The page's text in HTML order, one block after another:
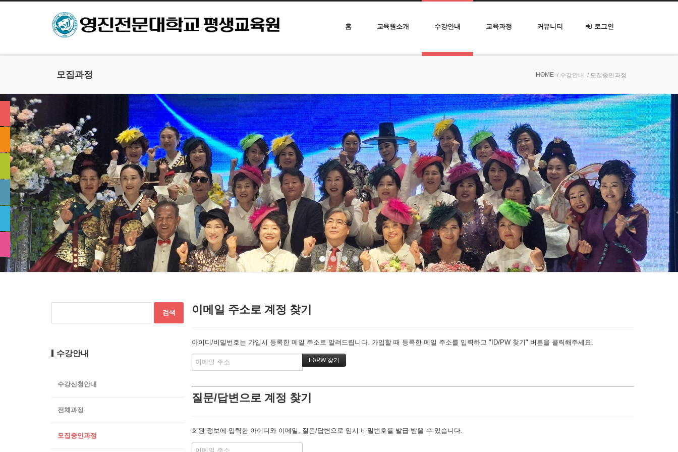
홈 교육원소개 수강안내 교육과정 커뮤니티 로그인
모집과정 HOME / 수강안내 / 모집중인과정
이메일 주소로 계정 찾기
아이디/비밀번호는 가입시 등록한 메일 주소로 알려드립니다. 가입할 때 등록한 메일 주소를 입력하고 "ID/PW 찾기" 버튼을 클릭해주세요.
질문/답변으로 계정 찾기
회원 정보에 입력한 아이디와 이메일, 질문/답변으로 임시 비밀번호를 발급 받을 수 있습니다.
수강안내
수강신청안내
전체과정
모집중인과정